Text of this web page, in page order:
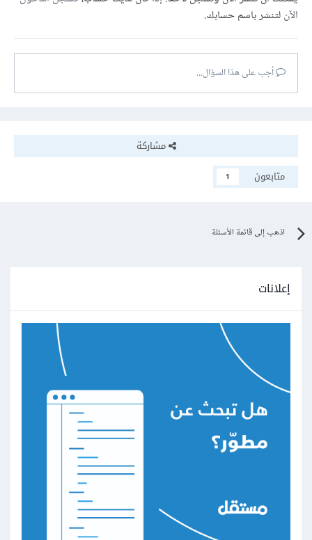
الآنلتنشر باسم حسابك.
أجب على هذا السؤال...
مشاركة
متابعون
1
اذهب إلى قائمة الأسئلة
إعلانات